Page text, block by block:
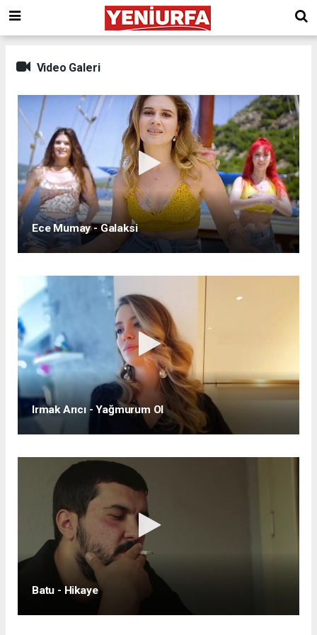
Video Galeri
Ece Mumay - Galaksi
Irmak Arıcı - Yağmurum Ol
Batu - Hikaye